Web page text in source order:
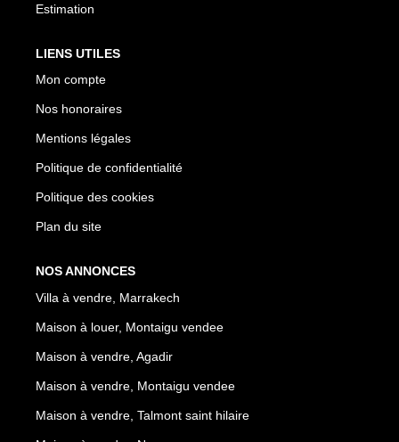
Estimation
LIENS UTILES
Mon compte
Nos honoraires
Mentions légales
Politique de confidentialité
Politique des cookies
Plan du site
NOS ANNONCES
Villa à vendre, Marrakech
Maison à louer, Montaigu vendee
Maison à vendre, Agadir
Maison à vendre, Montaigu vendee
Maison à vendre, Talmont saint hilaire